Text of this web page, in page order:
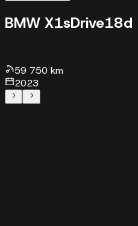
BMW X1
59 750 km
2023